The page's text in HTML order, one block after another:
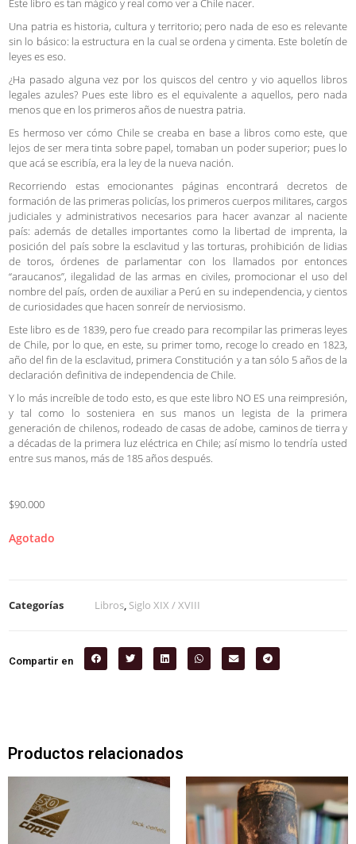
Este libro es tan mágico y real como ver a Chile nacer.
Una patria es historia, cultura y territorio; pero nada de eso es relevante
sin lo básico: la estructura en la cual se ordena y cimenta. Este boletín de
leyes es eso.
¿Ha pasado alguna vez por los quiscos del centro y vio aquellos libros
legales azules? Pues este libro es el equivalente a aquellos, pero nada
menos que en los primeros años de nuestra patria.
Es hermoso ver cómo Chile se creaba en base a libros como este, que
lejos de ser mera tinta sobre papel, tomaban un poder superior; pues lo
que acá se escribía, era la ley de la nueva nación.
Recorriendo estas emocionantes páginas encontrará decretos de
formación de las primeras policías, los primeros cuerpos militares, cargos
judiciales y administrativos necesarios para hacer avanzar al naciente
país: además de detalles importantes como la libertad de imprenta, la
posición del país sobre la esclavitud y las torturas, prohibición de lidias
de toros, órdenes de parlamentar con los llamados por entonces
“araucanos”, ilegalidad de las armas en civiles, promocionar el uso del
nombre del país, orden de auxiliar a Perú en su independencia, y cientos
de curiosidades que hacen sonreír de nerviosismo.
Este libro es de 1839, pero fue creado para recompilar las primeras leyes
de Chile, por lo que, en este, su primer tomo, recoge lo creado en 1823,
año del fin de la esclavitud, primera Constitución y a tan sólo 5 años de la
declaración definitiva de independencia de Chile.
Y lo más increíble de todo esto, es que este libro NO ES una reimpresión,
y tal como lo sosteniera en sus manos un legista de la primera
generación de chilenos, rodeado de casas de adobe, caminos de tierra y
a décadas de la primera luz eléctrica en Chile; así mismo lo tendría usted
entre sus manos, más de 185 años después.
$90.000
Agotado
Categorías Libros, Siglo XIX / XVIII
Compartir en
Productos relacionados